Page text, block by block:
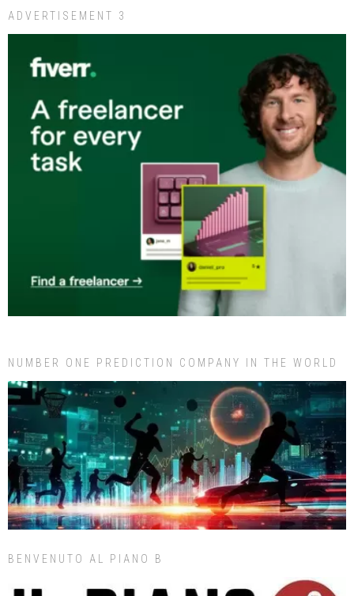
ADVERTISEMENT 3
NUMBER ONE PREDICTION COMPANY IN THE WORLD
BENVENUTO AL PIANO B